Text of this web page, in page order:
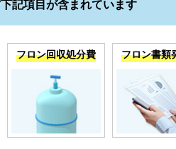
記項目が含まれています
フロン回収処分費 フロン書類